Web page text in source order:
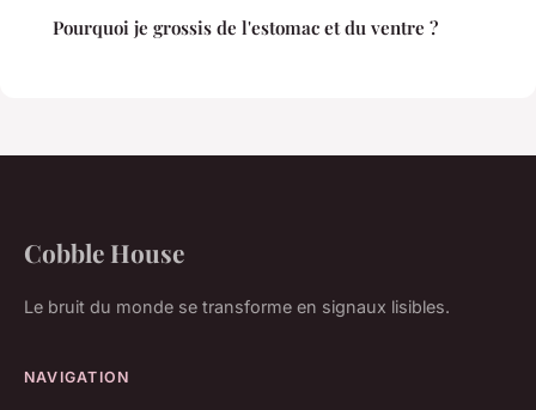
Pourquoi je grossis de l'estomac et du ventre ?
Cobble House
Le bruit du monde se transforme en signaux lisibles.
NAVIGATION